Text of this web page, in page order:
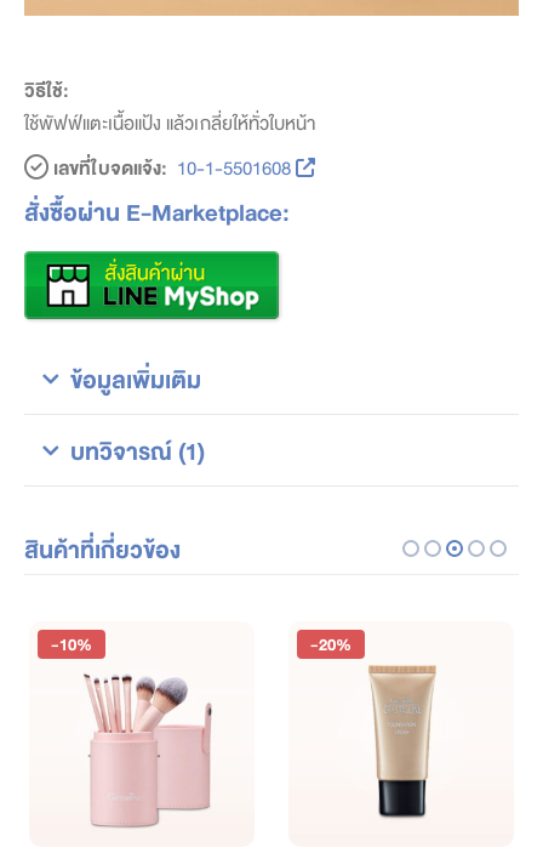
วิธีใช้:
ใช้พัฟฟ์แตะเนื้อแป้ง แล้วเกลี่ยให้ทั่วใบหน้า
เลขที่ใบจดแจ้ง: 10-1-5501608
สั่งซื้อผ่าน E-Marketplace:
ข้อมูลเพิ่มเติม
บทวิจารณ์ (1)
สินค้าที่เกี่ยวข้อง
-10% -20%